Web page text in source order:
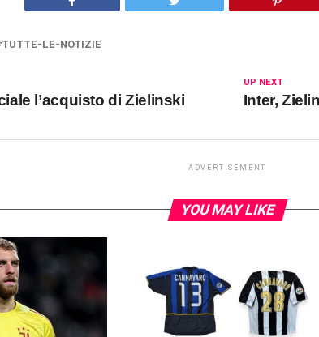
TUTTE-LE-NOTIZIE
UP NEXT
Inter,
l’acquisto di Zielinski
ADVERTISEMENT
YOU MAY LIKE